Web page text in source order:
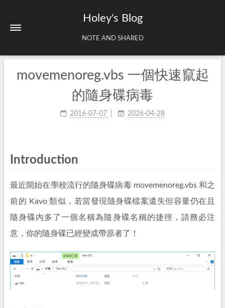
Holey's Blog
NOTE AND SHARED
Home
movemenoreg.vbs 一個快速竄起
的隨身碟病毒
2016-07-07 2026-04-28
Introduction
最近開始在學校流行的隨身碟病毒 movemenoreg.vbs 和之
前的 Kavo 類似，若當發現隨身碟檔案遺失但容量仍在且
隨身碟內多了一個名稱為隨身碟名稱的捷徑，請務必注
意，你的隨身碟已經變成帶原者了！